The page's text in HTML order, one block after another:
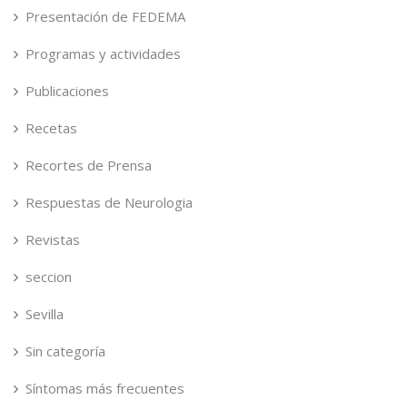
Presentación de FEDEMA
Programas y actividades
Publicaciones
Recetas
Recortes de Prensa
Respuestas de Neurologia
Revistas
seccion
Sevilla
Sin categoría
Síntomas más frecuentes